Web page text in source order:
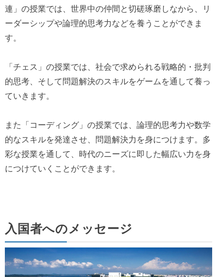
連」の授業では、世界中の仲間と切磋琢磨しなから、リ
ーダーシップや論理的思考力などを養うことができま
す。
「チェス」の授業では、社会で求められる戦略的・批判
的思考、そして問題解決のスキルをゲームを通して養っ
ていきます。
また「コーディング」の授業では、論理的思考力や数学
的なスキルを発達させ、問題解決力を身につけます。多
彩な授業を通して、時代のニーズに即した幅広い力を身
につけていくことができます。
入国者へのメッセージ